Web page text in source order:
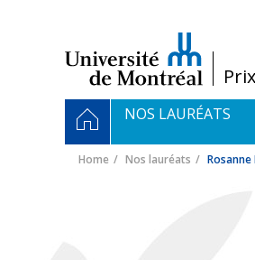
/
Navigation
principale
HOMENOS LAURÉATS
Home Nos lauréats